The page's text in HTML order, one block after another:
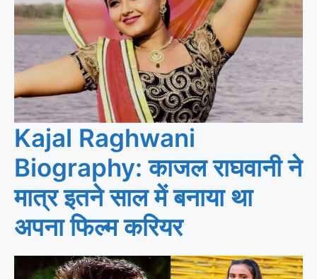
Kajal Raghwani
Biography: काजल राघवानी ने
मात्र इतने साल में बनाया था
अपना फिल्म करियर